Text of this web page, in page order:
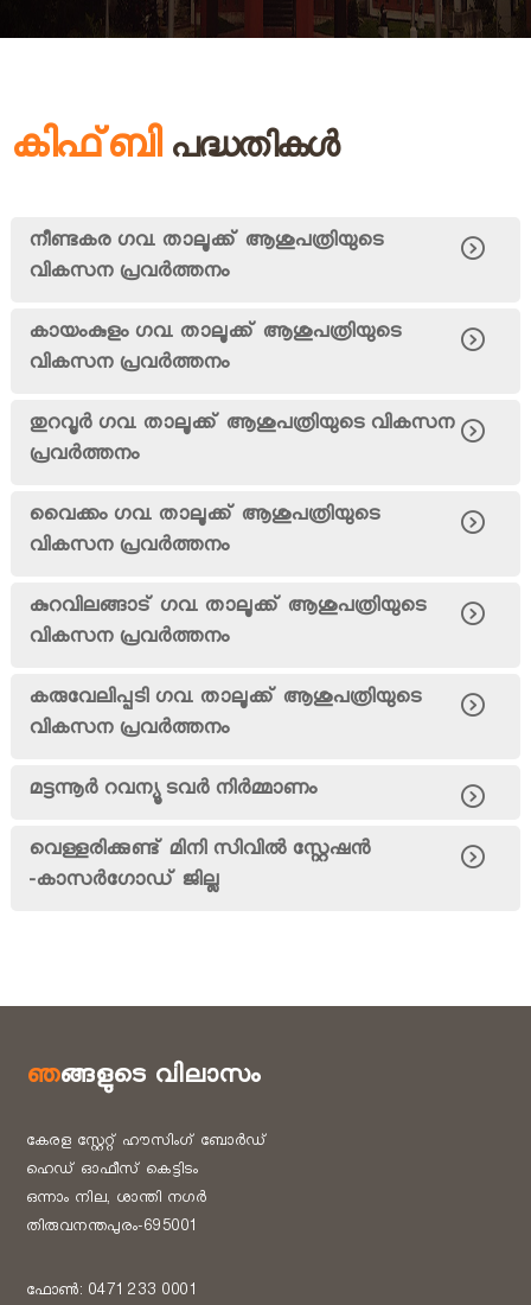
o
d
a
കിഫ്‌ബി പദ്ധതികൾ
നീണ്ടകര ഗവ. താലൂക്ക് ആശുപത്രിയുടെ
വികസന പ്രവര്‍ത്തനം
കായംകുളം ഗവ. താലൂക്ക് ആശുപത്രിയുടെ
വികസന പ്രവര്‍ത്തനം
തുറവൂര്‍ ഗവ. താലൂക്ക് ആശുപത്രിയുടെ വികസന
പ്രവര്‍ത്തനം
വൈക്കം ഗവ. താലൂക്ക് ആശുപത്രിയുടെ
വികസന പ്രവര്‍ത്തനം
കുറവിലങ്ങാട് ഗവ. താലൂക്ക് ആശുപത്രിയുടെ
വികസന പ്രവര്‍ത്തനം
കരുവേലിപ്പടി ഗവ. താലൂക്ക് ആശുപത്രിയുടെ
വികസന പ്രവര്‍ത്തനം
മട്ടന്നൂര്‍ റവന്യൂ ടവര്‍ നിര്‍മ്മാണം
വെള്ളരിക്കുണ്ട് മിനി സിവിൽ സ്റ്റേഷൻ
-കാസർഗോഡ് ജില്ല
ഞങ്ങളുടെ വിലാസം
കേരള സ്റ്റേറ്റ് ഹൗസിംഗ് ബോർഡ്
ഹെഡ് ഓഫീസ് കെട്ടിടം
ഒന്നാം നില, ശാന്തി നഗർ
തിരുവനന്തപുരം-695001
ഫോൺ: 0471 233 0001